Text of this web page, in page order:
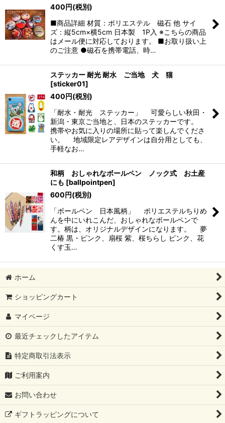
400円(税別)
■商品詳細 材質：ポリエステル 磁石 他 サイ
ズ：縦5cm×横5cm 日本製 1P入 ※こちらの商品
はメール便に対応しております。 ■お取り扱い上
のご注意 ●磁石を携帯電話、時…
ステッカー 耐光 耐水 ご当地 犬 猫
[sticker01]
400円(税別)
「耐水・耐光 ステッカー」 可愛らしい秋田・
新潟・東京ご当地と、日本のステッカーです。
携帯やお気に入りの場所に貼って楽しんでくださ
い。 地域限定レアデザインは自分用としても、
手軽なお…
和柄 おしゃれなボールペン ノック式 お土産
にも [ballpointpen]
600円(税別)
「ボールペン 日本風柄」 ポリエステルちりめ
んを中にいれこんだ、おしゃれなボールペンで
す。柄は、オリジナルデザインになります。 夢
二椿 黒・ピンク、扇桜 紫、桜ちらし ピンク、花
くす玉…
ホーム
ショッピングカート
マイページ
最近チェックしたアイテム
特定商取引法表示
ご利用案内
お問い合わせ
ギフトラッピングについて